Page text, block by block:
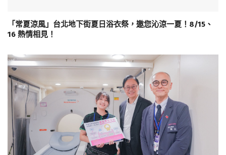
「常夏涼風」台北地下街夏日浴衣祭，邀您沁涼一夏！8/15、
16 熱情相見！